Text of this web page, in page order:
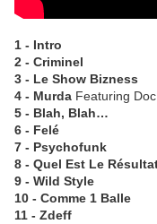
1 - Intro
2 - Criminel
3 - Le Show Bizness
4 - Murda Featuring
5 - Blah, Blah…
6 - Felé
7 - Psychofunk
8 - Quel Est Le
9 - Wild Style
10 - Comme 1 Balle
11 - Zdeff